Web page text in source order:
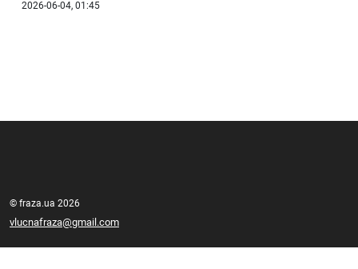
2026-06-04, 01:45
© fraza.ua 2026
vlucnafraza@gmail.com